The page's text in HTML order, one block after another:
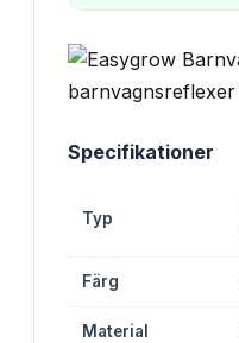
Specifikationer
Typ
Färg
Material